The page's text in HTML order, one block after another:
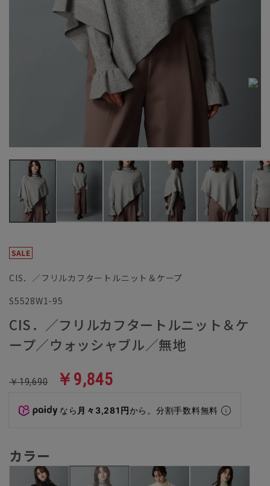
CIS．／フリルカフタートルニット＆ケープ
S5528W1-95
CIS．／フリルカフタートルニット＆ケ
ープ／ウォッシャブル／無地
￥19,690 ￥9,845
なら 月々3,281円から。分割手数料無料
カラー